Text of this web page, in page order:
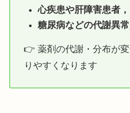
心疾患や肝障害患者，
糖尿病などの代謝異
👉 薬剤の代謝・分布が
りやすくなります